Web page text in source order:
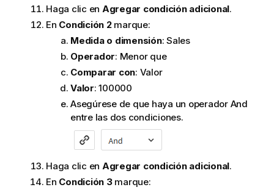
Haga clic en Agregar condición adicional.
En Condición 2marque:
Medida o dimensión: Sales
Operador: Menor que
Comparar con: Valor
Valor: 100000
Asegúrese de que haya un operador And
entre las dos condiciones.
Haga clic en Agregar condición adicional.
En Condición 3marque: